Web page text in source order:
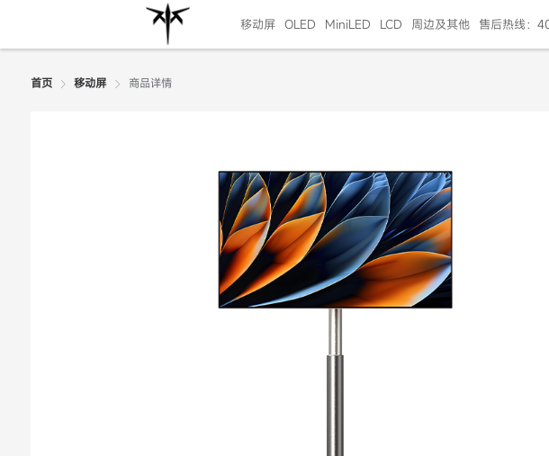
移动屏 OLED MiniLED LCD 周边及其他 售后热线：
首页 移动屏 商品详情